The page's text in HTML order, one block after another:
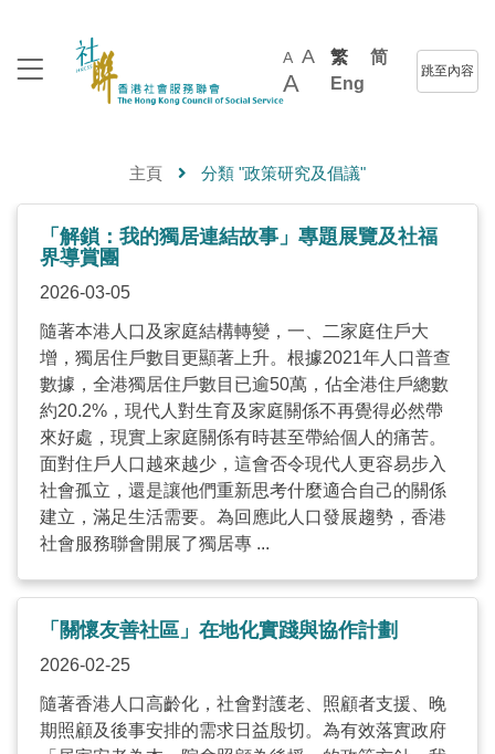
A A
A
繁
简
Eng
跳至內容
主頁 分類 "政策研究及倡議"
「解鎖：我的獨居連結故事」專題展覽及社福
界導賞團
2026-03-05
隨著本港人口及家庭結構轉變，一、二家庭住戶大
增，獨居住戶數目更顯著上升。根據2021年人口普查
數據，全港獨居住戶數目已逾50萬，佔全港住戶總數
約20.2%，現代人對生育及家庭關係不再覺得必然帶
來好處，現實上家庭關係有時甚至帶給個人的痛苦。
面對住戶人口越來越少，這會否令現代人更容易步入
社會孤立，還是讓他們重新思考什麼適合自己的關係
建立，滿足生活需要。為回應此人口發展趨勢，香港
社會服務聯會開展了獨居專 ...
「關懷友善社區」在地化實踐與協作計劃
2026-02-25
隨著香港人口高齡化，社會對護老、照顧者支援、晚
期照顧及後事安排的需求日益殷切。為有效落實政府